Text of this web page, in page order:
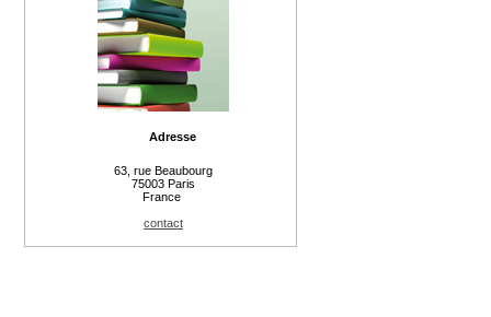
Adresse
63, rue Beaubourg
75003 Paris
France
contact